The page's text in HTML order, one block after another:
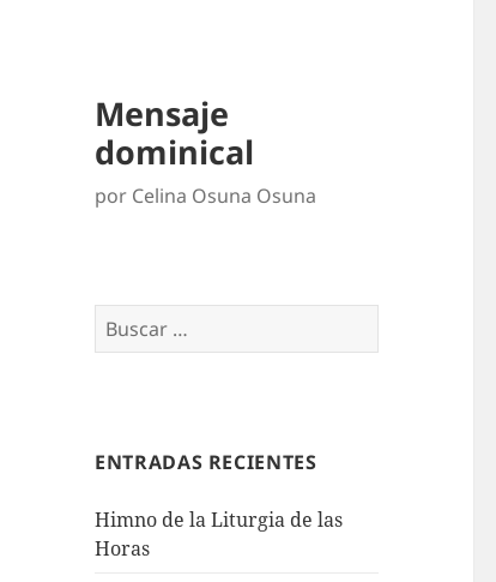
Mensaje
dominical
por Celina Osuna Osuna
Buscar:
ENTRADAS RECIENTES
Himno de la Liturgia de las
Horas